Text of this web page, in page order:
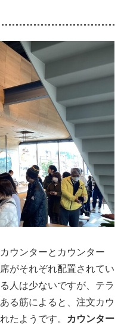
ウンターとカウンター
がそれぞれ配置されてい
人は少ないですが、テラ
る筋によると、注文カウ
たようです。
カウンター